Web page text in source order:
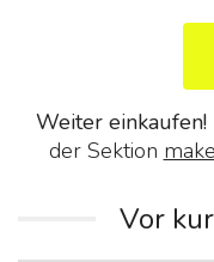
Weiter einkaufen!
der Sektion
Vor